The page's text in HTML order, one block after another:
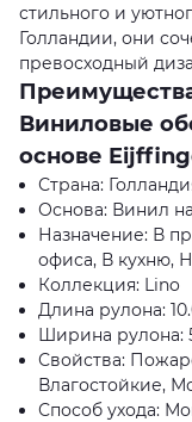
стильного и
Голландии, они
превосходный
Виниловые
основе
Страна:
Основа: Винил
Назначение: В
офиса, В кухню,
Коллекция: Lino
Длина рулона:
Ширина рулона:
Свойства:
Влагостойкие,
Способ ухода: